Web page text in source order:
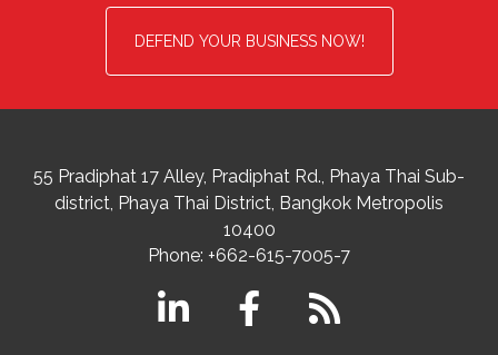
DEFEND YOUR BUSINESS NOW!
55 Pradiphat 17 Alley, Pradiphat Rd., Phaya Thai Sub-
district Phaya Thai District, Bangkok Metropolis
10400
Phone: +662-615-7005-7